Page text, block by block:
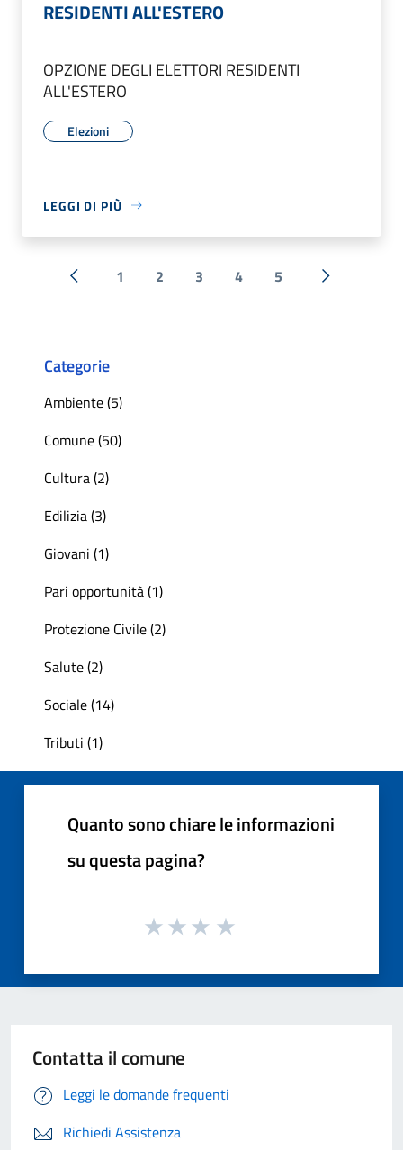
RESIDENTI ALL'ESTERO
OPZIONE DEGLI ELETTORI RESIDENTI
ALL'ESTERO
Elezioni
LEGGI DI PIÙ
« Precedente
1 2 3 4 5 Successiva
Categorie
Ambiente (5)
Comune (50)
Cultura (2)
Edilizia (3)
Giovani (1)
Pari opportunità (1)
Protezione Civile (2)
Salute (2)
Sociale (14)
Tributi (1)
Quanto sono chiare le informazioni
su questa pagina?
Contatta il comune
Leggi le domande frequenti
Richiedi Assistenza